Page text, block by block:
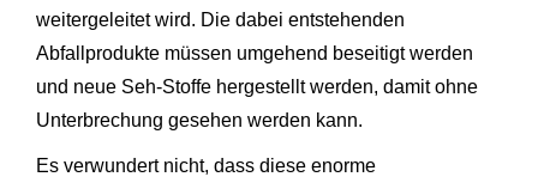
weitergeleitet wird. Die dabei entstehenden
Abfallprodukte müssen umgehend beseitigt werden
und neue Seh-Stoffe hergestellt werden, damit ohne
Unterbrechung gesehen werden kann.
Es verwundert nicht, dass diese enorme